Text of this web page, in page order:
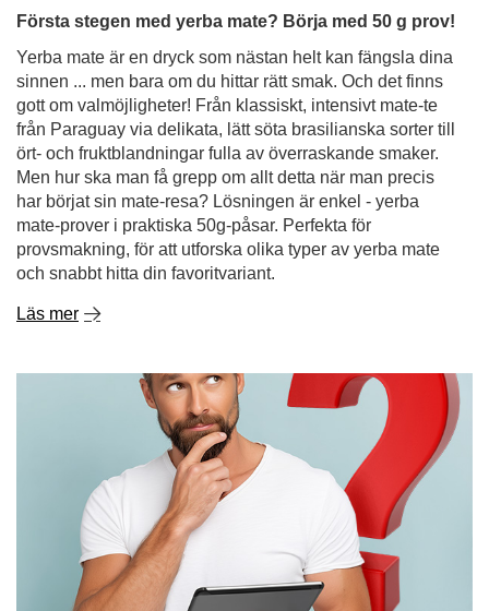
Första stegen med yerba mate? Börja med 50 g prov!
Yerba mate är en dryck som nästan helt kan fängsla dina
sinnen ... men bara om du hittar rätt smak. Och det finns
gott om valmöjligheter! Från klassiskt, intensivt mate-te
från Paraguay via delikata, lätt söta brasilianska sorter till
ört- och fruktblandningar fulla av överraskande smaker.
Men hur ska man få grepp om allt detta när man precis
har börjat sin mate-resa? Lösningen är enkel - yerba
mate-prover i praktiska 50g-påsar. Perfekta för
provsmakning, för att utforska olika typer av yerba mate
och snabbt hitta din favoritvariant.
Läs mer